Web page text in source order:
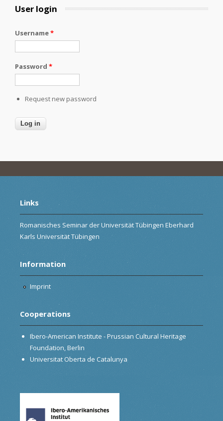
User login
Username*
Password *
Request new password
Links
Romanisches Seminar der Universität Tübingen Eberhard
Karls Universität Tübingen
Information
Imprint
Cooperations
Ibero-American Institute - Prussian Cultural Heritage
Foundation, Berlin
Universitat Oberta de Catalunya